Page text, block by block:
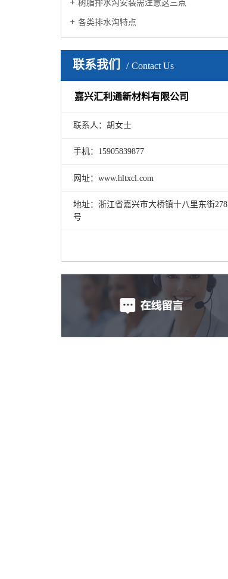
树脂排水沟安装需注意这三点
各类排水沟特点
联系我们 Contact Us
嘉兴汇利通新材料有限公司
联系人：胡女士
手机：15905839877
网址：www.hltxcl.com
地址：浙江省嘉兴市大桥镇十八里东街278
号